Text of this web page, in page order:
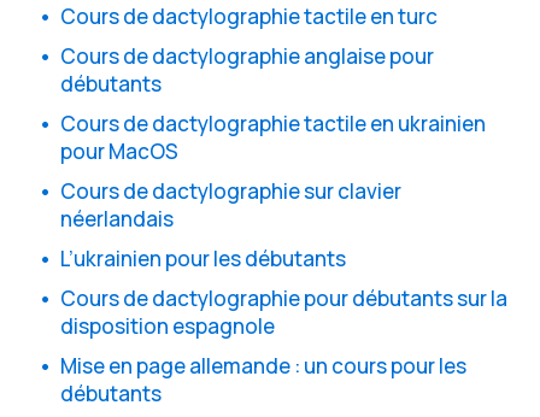
Cours de dactylographie tactile en turc
Cours de dactylographie anglaise pour
débutants
Cours de dactylographie tactile en ukrainien
pour MacOS
Cours de dactylographie sur clavier
néerlandais
L’ukrainien pour les débutants
Cours de dactylographie pour débutants sur la
disposition espagnole
Mise en page allemande : un cours pour les
débutants